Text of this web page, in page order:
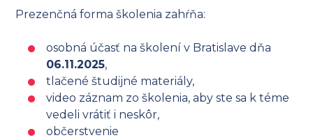
Prezenčná forma školenia zahŕňa:
osobná účasť na školení v Bratislave dňa
06.11.2025,
tlačené študijné materiály,
video záznam zo školenia, aby ste sa k téme
vedeli vrátiť i neskôr,
občerstvenie